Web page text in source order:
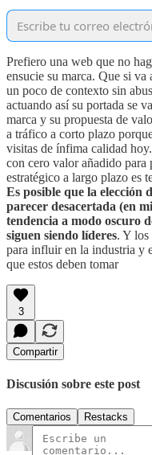
Prefiero una web que no
ensucie su marca. Que si va
un poco de contexto sin
actuando así su portada se
marca y su propuesta de
a tráfico a corto plazo
visitas de ínfima calidad
con cero valor añadido para
estratégico a largo plazo es
Es posible que la elección
parecer desacertada (en
tendencia a modo oscuro
siguen siendo líderes. Y los
para influir en la industria y
que estos deben tomar
3
Compartir
Discusión sobre este post
Comentarios Restacks